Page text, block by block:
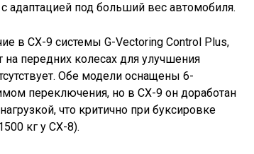
адаптацией под больший вес автомобиля.
в CX-9 системы G-Vectoring Control Plus,
передних колесах для улучшения
Обе модели оснащены 6-
переключения, но в CX-9 он доработан
что критично при буксировке
кг у CX-8).